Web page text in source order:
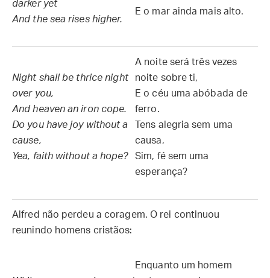
darker yet
And the sea rises higher.
E o mar ainda mais alto.
Night shall be thrice night
over you,
And heaven an iron cope.
Do you have joy without a
cause,
Yea, faith without a hope?
A noite será três vezes
noite sobre ti,
E o céu uma abóbada de
ferro.
Tens alegria sem uma
causa,
Sim, fé sem uma
esperança?
Alfred não perdeu a coragem. O rei continuou
reunindo homens cristãos:
Enquanto um homem